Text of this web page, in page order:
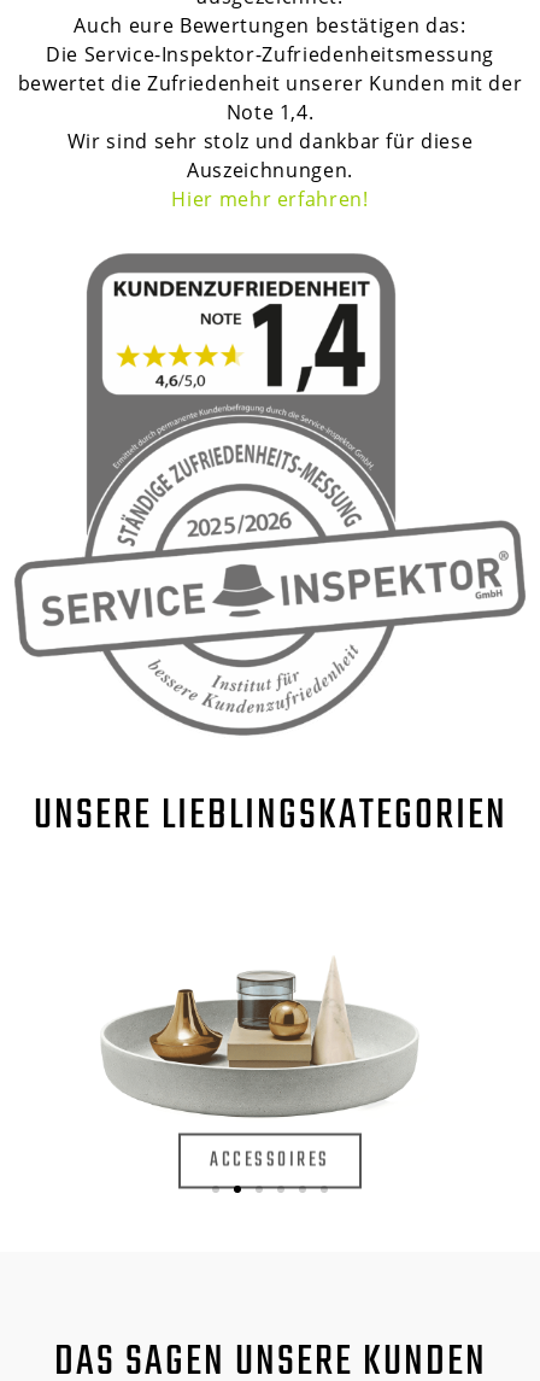
Auch eure Bewertungen bestätigen das:
Die Service-Inspektor-Zufriedenheitsmessung
bewertet die Zufriedenheit unserer Kunden mit der
Note 1,4.
Wir sind sehr stolz und dankbar für diese
Auszeichnungen.
Hier mehr erfahren!
UNSERE LIEBLINGSKATEGORIEN
ACCESSOIRES
DAS SAGEN UNSERE KUNDEN